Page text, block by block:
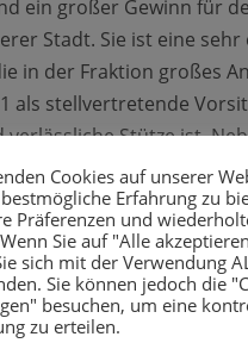
ein großer Gewinn für
Stadt. Sie ist eine
in der Fraktion großes
als stellvertretende
verlässliche Stütze ist.
politischen Erfahrung
im Amt von
Ksenija Bekeris nicht
ist und Hamburgs
sondern auch für
brennt. Das sind
Cookies auf unserer
Erfahrung zu
Präferenzen und
Sie auf "Alle
sich mit der Verwendung
Sie können jedoch die
besuchen, um eine
zu erteilen.